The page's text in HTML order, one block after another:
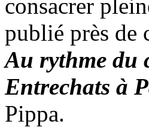
consacrer
publié près de
Au rythme du
Entrechats à
Pippa.